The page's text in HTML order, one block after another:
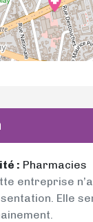
: Pharmacies
entreprise
Elle